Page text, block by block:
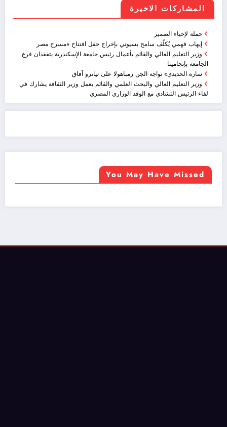
المشاركات الاخيرة
حملة لإحياء الضمير
إيهاب فهمي يُكلّف سامح بسيوني بإخراج حفل افتتاح «مسرح مصر
وزير التعليم العالي والقائم بأعمال رئيس جامعة الإسكندرية يتفقدان فرع
الجامعة بإنجامينا
سارة الحديدي» تواجه الجن زمباهولا على تياترو آفاق
وزير التعليم العالي والبحث العلمي والقائم بعمل وزير الثقافة يشارك في
لقاء الرئيس التشادي مع الوفد الوزاري المصري
You May Have Missed